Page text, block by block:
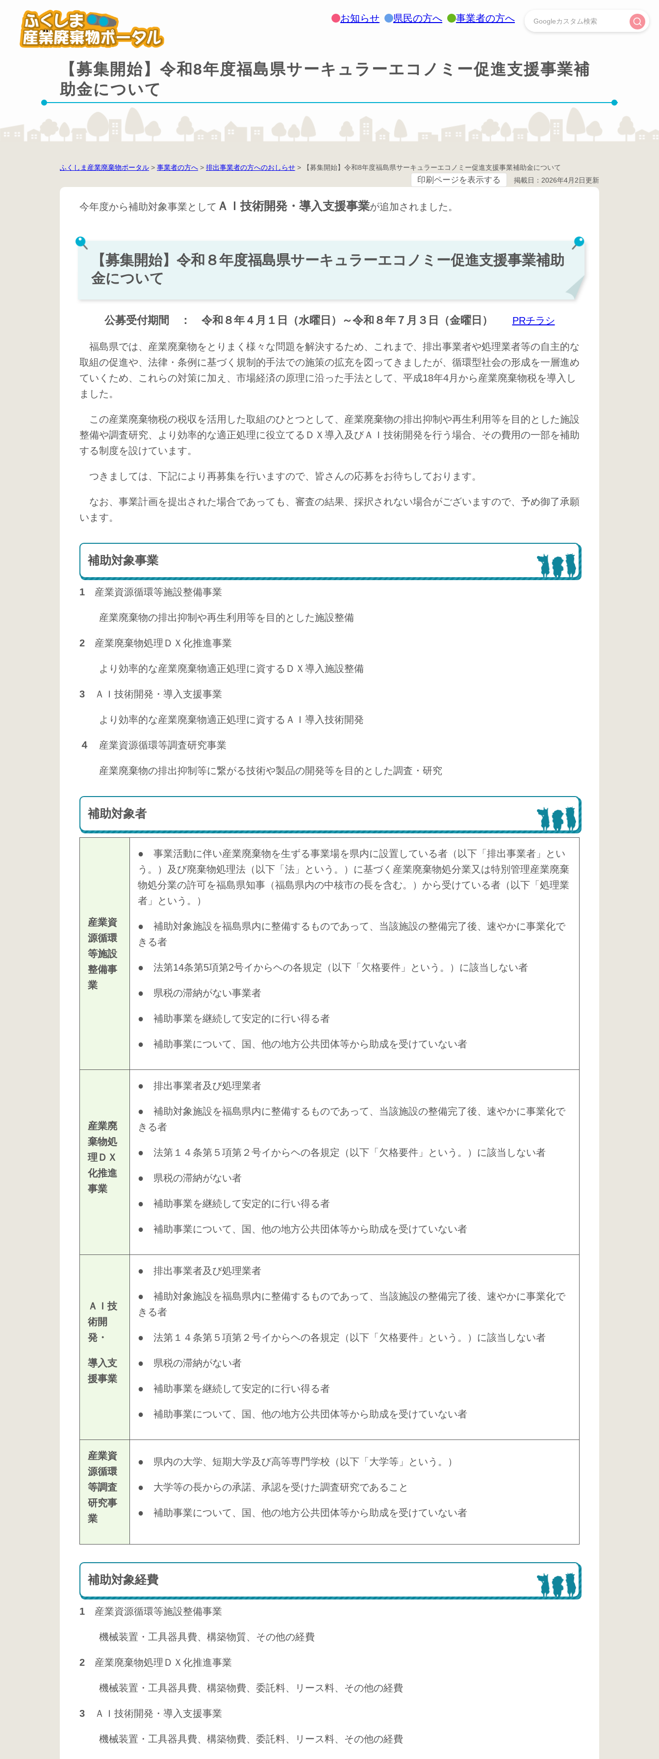
お知らせ 県民の方へ 事業者の方へ
【募集開始】令和8年度福島県サーキュラーエコノミー促進支援事業補
助金について
ふくしま産業廃棄物ポータル > 事業者の方へ > 排出事業者の方へのおしらせ > 【募集開始】令和8年度福島県サーキュラーエコノミー促進支援事業補助金について
印刷ページを表示する 掲載日：2026年4月2日更新
今年度から補助対象事業として ＡＩ技術開発・導入支援事業が追加されました。
【募集開始】令和８年度福島県サーキュラーエコノミー促進支援事業補助
金について
公募受付期間 ： 令和８年４月１日（水曜日）～令和８年７月３日（金曜日） PRチラシ
福島県では、産業廃棄物をとりまく様々な問題を解決するため、これまで、排出事業者や処理業者等の自主的な
取組の促進や、法律・条例に基づく規制的手法での施策の拡充を図ってきましたが、循環型社会の形成を一層進め
ていくため、これらの対策に加え、市場経済の原理に沿った手法として、平成18年4月から産業廃棄物税を導入し
ました。
この産業廃棄物税の税収を活用した取組のひとつとして、産業廃棄物の排出抑制や再生利用等を目的とした施設
整備や調査研究、より効率的な適正処理に役立てるＤＸ導入及びＡＩ技術開発を行う場合、その費用の一部を補助
する制度を設けています。
つきましては、下記により再募集を行いますので、皆さんの応募をお待ちしております。
なお、事業計画を提出された場合であっても、審査の結果、採択されない場合がございますので、予め御了承願
います。
補助対象事業
1 産業資源循環等施設整備事業
産業廃棄物の排出抑制や再生利用等を目的とした施設整備
2 産業廃棄物処理ＤＸ化推進事業
より効率的な産業廃棄物適正処理に資するＤＸ導入施設整備
3 ＡＩ技術開発・導入支援事業
より効率的な産業廃棄物適正処理に資するＡＩ導入技術開発
４ 産業資源循環等調査研究事業
産業廃棄物の排出抑制等に繋がる技術や製品の開発等を目的とした調査・研究
補助対象者
産業資
源循環
等施設
整備事
業
● 事業活動に伴い産業廃棄物を生ずる事業場を県内に設置している者（以下「排出事業者」とい
う。）及び廃棄物処理法（以下「法」という。）に基づく産業廃棄物処分業又は特別管理産業廃棄
物処分業の許可を福島県知事（福島県内の中核市の長を含む。）から受けている者（以下「処理業
者」という。）
● 補助対象施設を福島県内に整備するものであって、当該施設の整備完了後、速やかに事業化で
きる者
● 法第14条第5項第2号イからヘの各規定（以下「欠格要件」という。）に該当しない者
● 県税の滞納がない事業者
● 補助事業を継続して安定的に行い得る者
● 補助事業について、国、他の地方公共団体等から助成を受けていない者
産業廃
棄物処
理ＤＸ
化推進
事業
● 排出事業者及び処理業者
● 補助対象施設を福島県内に整備するものであって、当該施設の整備完了後、速やかに事業化で
きる者
● 法第１４条第５項第２号イからヘの各規定（以下「欠格要件」という。）に該当しない者
● 県税の滞納がない者
● 補助事業を継続して安定的に行い得る者
● 補助事業について、国、他の地方公共団体等から助成を受けていない者
ＡＩ技
術開
発・
導入支
援事業
● 排出事業者及び処理業者
● 補助対象施設を福島県内に整備するものであって、当該施設の整備完了後、速やかに事業化で
きる者
● 法第１４条第５項第２号イからヘの各規定（以下「欠格要件」という。）に該当しない者
● 県税の滞納がない者
● 補助事業を継続して安定的に行い得る者
● 補助事業について、国、他の地方公共団体等から助成を受けていない者
産業資
源循環
等調査
研究事
業
● 県内の大学、短期大学及び高等専門学校（以下「大学等」という。）
● 大学等の長からの承諾、承認を受けた調査研究であること
● 補助事業について、国、他の地方公共団体等から助成を受けていない者
補助対象経費
1 産業資源循環等施設整備事業
機械装置・工具器具費、構築物質、その他の経費
2 産業廃棄物処理ＤＸ化推進事業
機械装置・工具器具費、構築物費、委託料、リース料、その他の経費
3 ＡＩ技術開発・導入支援事業
機械装置・工具器具費、構築物費、委託料、リース料、その他の経費